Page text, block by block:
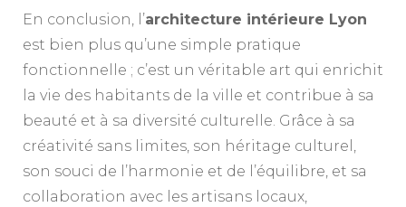
En conclusion, l’architecture intérieure Lyon
est bien plus qu’une simple pratique
fonctionnelle ; c’est un véritable art qui enrichit
la vie des habitants de la ville et contribue à sa
beauté et à sa diversité culturelle. Grâce à sa
créativité sans limites, son héritage culturel,
son souci de l’harmonie et de l’équilibre, et sa
collaboration avec les artisans locaux,